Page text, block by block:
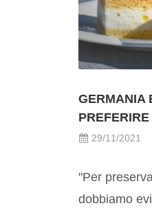
GERMANIA
29/11/2021
"Per
dobbiamo